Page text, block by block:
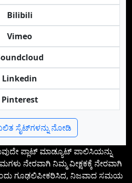
Bilibili
Vimeo
Linkedin
Pinterest
ಸೈಟ್‌ಗಳನ್ನು ನೋಡಿ
ಪ್ಲಾಟ್‌ ಮಾಡ್ಯೂಟ್ ಪಾಲಿಸಿಯನ್ನು
ನೇರವಾಗಿ ನಿಮ್ಮ ವೀಕ್ಷಕಕ್ಕೆ ನೇರವಾಗಿ
ಗೂಢಲಿಪೀಕರಿಸಿದ, ನಿಜವಾದ ಸಮಯ